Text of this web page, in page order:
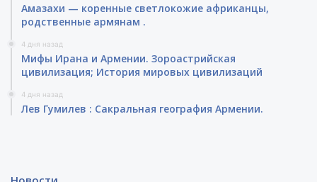
Амазахи — коренные светлокожие африканцы,
родственные армянам .
4 дня назад
Мифы Ирана и Армении. Зороастрийская
цивилизация; История мировых цивилизаций
4 дня назад
Лев Гумилев : Сакральная география Армении.